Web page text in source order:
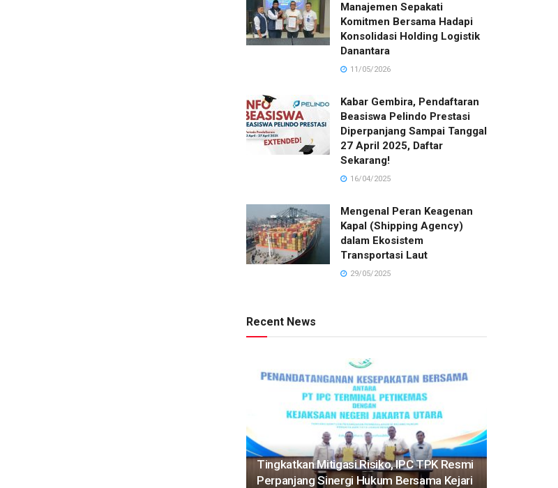
Manajemen Sepakati
Komitmen Bersama Hadapi
Konsolidasi Holding Logistik
Danantara
11/05/2026
Kabar Gembira, Pendaftaran
Beasiswa Pelindo Prestasi
Diperpanjang Sampai Tanggal
27 April 2025, Daftar
Sekarang!
16/04/2025
Mengenal Peran Keagenan
Kapal (Shipping Agency)
dalam Ekosistem
Transportasi Laut
29/05/2025
Recent News
Tingkatkan Mitigasi Risiko, IPC TPK Resmi
Perpanjang Sinergi Hukum Bersama Kejari